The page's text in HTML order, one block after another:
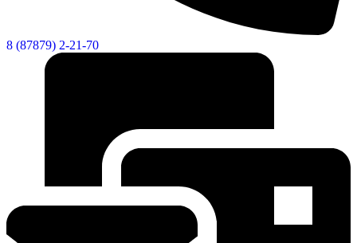
8 (87879) 2-21-70